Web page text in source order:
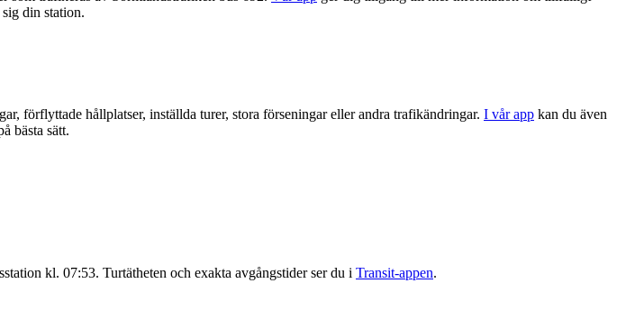
din station.
förflyttade hållplatser, inställda turer, stora förseningar eller andra trafikändringar. I vår app kan du även
bästa sätt.
kl. 07:53. Turtätheten och exakta avgångstider ser du i Transit-appen.